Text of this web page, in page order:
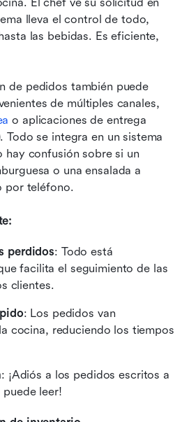
lleva el control de todo,
las bebidas. Es eficiente,
de pedidos también puede
de múltiples canales,
o aplicaciones de entrega
Todo se integra en un sistema
confusión sobre si un
o una ensalada a
por teléfono.
perdidos: Todo está
facilita el seguimiento de las
clientes.
: Los pedidos van
cocina, reduciendo los tiempos
: ¡Adiós a los pedidos escritos a
puede leer!